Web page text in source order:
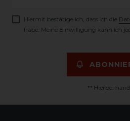
Hiermit bestätige ich, dass ich die
habe. Meine Einwilligung kann ich
** Hierbei